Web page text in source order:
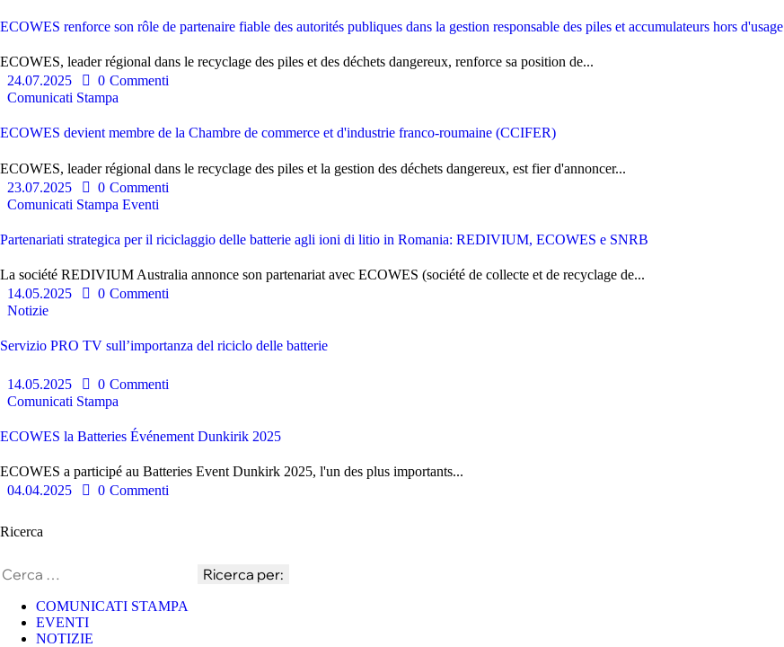
ECOWES renforce son rôle de partenaire fiable des autorités publiques dans la gestion responsable des piles et accumulateurs hors d'usage
ECOWES, leader régional dans le recyclage des piles et des déchets dangereux, renforce sa position de...
24.07.2025
0 Commenti
Comunicati Stampa
ECOWES devient membre de la Chambre de commerce et d'industrie franco-roumaine (CCIFER)
ECOWES, leader régional dans le recyclage des piles et la gestion des déchets dangereux, est fier d'annoncer...
23.07.2025
0 Commenti
Comunicati Stampa Eventi
Partenariati strategica per il riciclaggio delle batterie agli ioni di litio in Romania: REDIVIUM, ECOWES e SNRB
La société REDIVIUM Australia annonce son partenariat avec ECOWES (société de collecte et de recyclage de...
14.05.2025
0 Commenti
Notizie
Servizio PRO TV sull’importanza del riciclo delle batterie
14.05.2025 0 Commenti
Comunicati Stampa
ECOWES la Batteries Événement Dunkirik 2025
ECOWES a participé au Batteries Event Dunkirk 2025, l'un des plus importants...
04.04.2025
0 Commenti
Ricerca
COMUNICATI STAMPA
EVENTI
NOTIZIE